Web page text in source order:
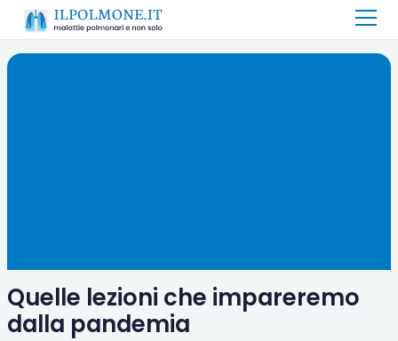
Quelle lezioni che impareremo
dalla pandemia